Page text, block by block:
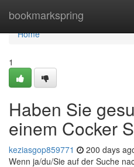
bookmarkspring
Home
Home
1
Haben Sie
einem Cocker
keziasgop859771 200 days
Wenn ja/du/Sie auf der Suche